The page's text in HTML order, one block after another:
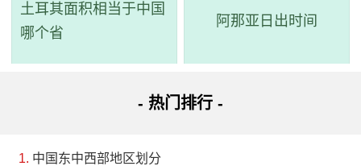
土耳其面积相当于中国
哪个省
阿那亚日出时间
- 热门排行 -
中国东中西部地区划分